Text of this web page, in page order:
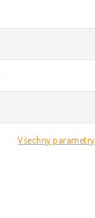
Všechny parametry